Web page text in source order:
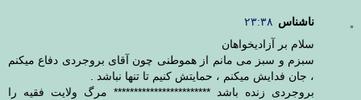
ناشناس ۲۳:۳۸
سلام بر آزادیخواهان
سبزم و سبز می مانم از هموطنی چون آقای بروجردی دفاع میکنم
، جان فدایش میکنم ، حمایتش کنیم تا تنها نباشد .
بروجردی زنده باشد ************************ مرگ ولایت فقیه را